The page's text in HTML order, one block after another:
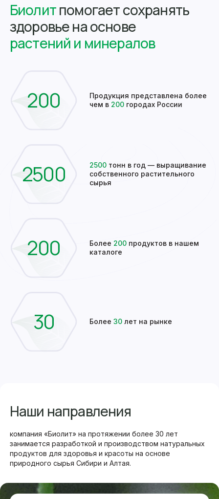
Биолитпомогает сохранять
здоровье на основе
растений и минералов
200
Продукция представлена более
чем в 200 городах России
2500 2500 тонн в год — выращивание
собственного растительного
сырья
200 Более 200 продуктов в нашем
каталоге
30 Более 30 лет на рынке
Наши направления
компания «Биолит» на протяжении более 30 лет
занимается разработкой и производством натуральных
продуктов для здоровья и красоты на основе
природного сырья Сибири и Алтая.